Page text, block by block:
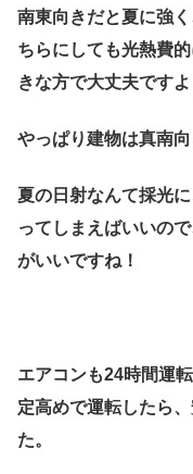
南東向きだと夏に強
ちらにしても光熱費
きな方で大丈夫です
やっぱり建物は真南
夏の日射なんて採光
ってしまえばいいの
がいいですね！
エアコンも24時間運
定高めで運転したら
た。